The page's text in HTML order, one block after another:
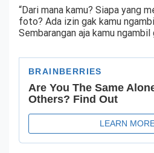
“Dari mana kamu? Siapa yang
foto? Ada izin gak kamu
Sembarangan aja kamu